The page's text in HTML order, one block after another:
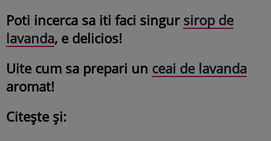
Poti incerca sa iti faci singur sirop de
lavanda, e delicios!
Uite cum sa prepari un ceai de lavanda
aromat!
Citește și: